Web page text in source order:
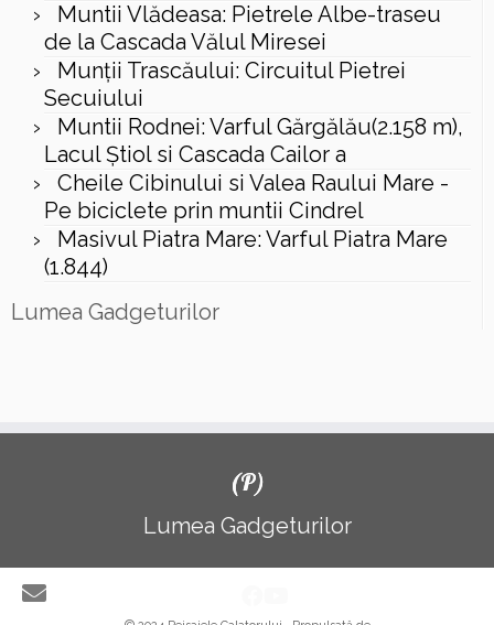
Muntii Vlădeasa: Pietrele Albe-traseu
de la Cascada Vălul Miresei
Munții Trascăului: Circuitul Pietrei
Secuiului
Muntii Rodnei: Varful Gărgălău(2.158 m),
Lacul Ştiol si Cascada Cailor a
Cheile Cibinului si Valea Raului Mare -
Pe biciclete prin muntii Cindrel
Masivul Piatra Mare: Varful Piatra Mare
(1.844)
Lumea Gadgeturilor
(P)
Lumea Gadgeturilor